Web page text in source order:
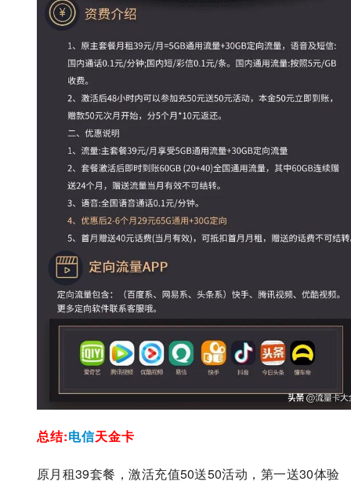
总结:电信天金卡
原月租39套餐，激活充值50送50活动，第一送30体验